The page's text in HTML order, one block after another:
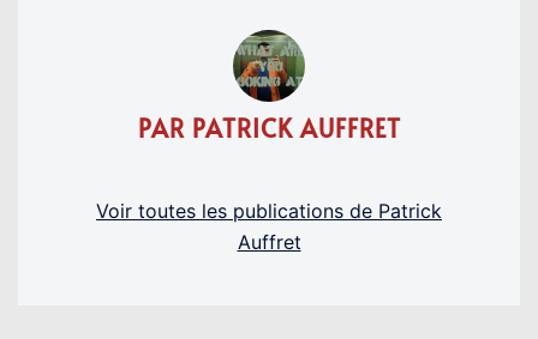
PAR PATRICK AUFFRET
Voir toutes les publications de Patrick
Auffret